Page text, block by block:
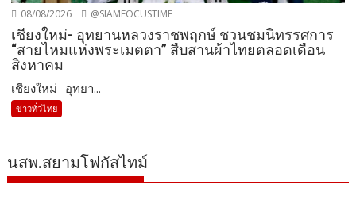
08/08/2026 @SIAMFOCUSTIME
เชียงใหม่- อุทยานหลวงราชพฤกษ์ ชวนชมนิทรรศการ
“สายไหมแห่งพระเมตตา” สืบสานผ้าไทยตลอดเดือน
สิงหาคม
เชียงใหม่- อุทยา...
ข่าวทั่วไทย
นสพ.สยามโฟกัสไทม์